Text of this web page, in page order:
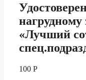
нагрудному
«Лучший
100 Р